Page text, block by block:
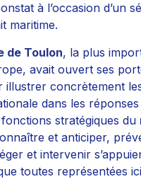
à l’occasion d’un
maritime.
de Toulon, la plus
avait ouvert ses
illustrer concrètement
dans les
fonctions stratégiques du
et anticiper,
et intervenir
toutes représentées